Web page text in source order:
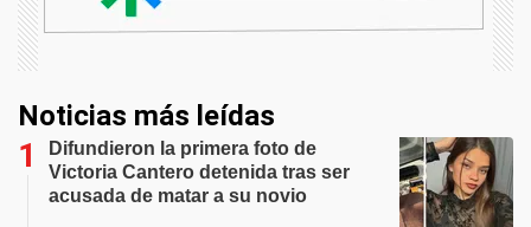
Noticias más leídas
Difundieron la primera foto de
Victoria Cantero detenida tras ser
acusada de matar a su novio